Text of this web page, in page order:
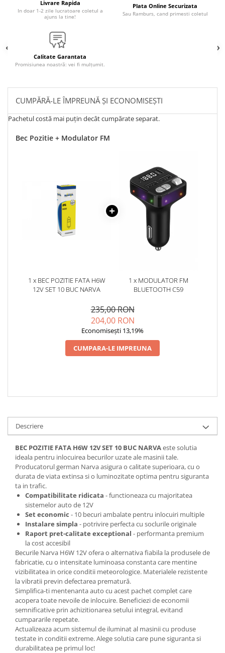
Livrare Rapida
In doar 1-2 zile lucratoare coletul a
ajuns la tine!
Plata Online Securizata
Sau Ramburs, cand primesti coletul
Calitate Garantata
Promisiunea noastră: vei fi mulțumit.
CUMPĂRĂ-LE ÎMPREUNĂ ȘI ECONOMISEȘTI
Pachetul costă mai puțin decât cumpărate separat.
Bec Pozitie + Modulator FM
1 x BEC POZITIE FATA H6W
12V SET 10 BUC NARVA
1 x MODULATOR FM
BLUETOOTH C59
235,00 RON
204,00 RON
Economisești 13,19%
CUMPARA-LE IMPREUNA
Descriere
BEC POZITIE FATA H6W 12V SET 10 BUC NARVAeste solutia
ideala pentru inlocuirea becurilor uzate ale masinii tale.
Producatorul german Narva asigura o calitate superioara, cu o
durata de viata extinsa si o luminozitate optima pentru siguranta
ta in trafic.
Compatibilitate ridicata - functioneaza cu majoritatea
sistemelor auto de 12V
Set economic - 10 becuri ambalate pentru inlocuiri multiple
Instalare simpla - potrivire perfecta cu soclurile originale
Raport pret-calitate exceptional - performanta premium
la cost accesibil
Becurile Narva H6W 12V ofera o alternativa fiabila la produsele de
fabricatie, cu o intensitate luminoasa constanta care mentine
vizibilitatea in orice conditii meteorologice. Materialele rezistente
la vibratii previn defectarea prematură.
Simplifica-ti mentenanta auto cu acest pachet complet care
acopera toate nevoile de inlocuire. Beneficiezi de economii
semnificative prin achizitionarea setului integral, evitand
cumpararile repetate.
Actualizeaza acum sistemul de iluminat al masinii cu produse
testate in conditii extreme. Alege solutia care pune siguranta si
durabilitatea pe primul loc!